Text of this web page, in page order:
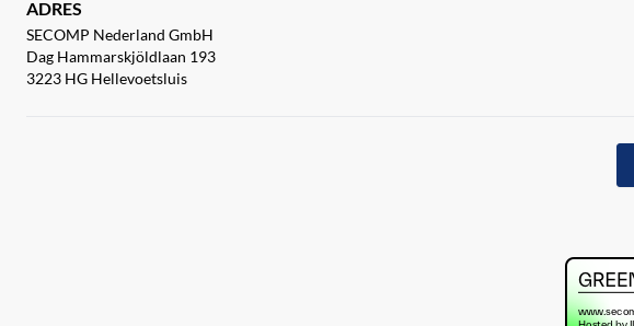
ADRES
SECOMP Nederland GmbH
Dag Hammarskjöldlaan 193
3223 HG Hellevoetsluis